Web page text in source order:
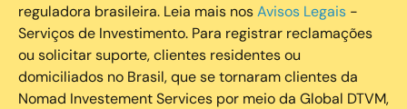
reguladora brasileira. Leia mais nosAvisos Legais -
Serviços de Investimento. Para registrar reclamações
ou solicitar suporte, clientes residentes ou
domiciliados no Brasil, que se tornaram clientes da
Nomad Investement Services por meio da Global DTVM,